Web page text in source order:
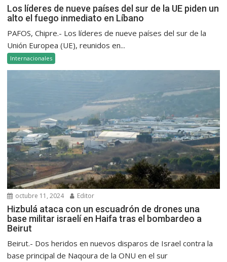
Los líderes de nueve países del sur de la UE piden un
alto el fuego inmediato en Líbano
PAFOS, Chipre.- Los líderes de nueve países del sur de la
Unión Europea (UE), reunidos en...
Internacionales
octubre 11, 2024 Editor
Hizbulá ataca con un escuadrón de drones una
base militar israelí en Haifa tras el bombardeo a
Beirut
Beirut.- Dos heridos en nuevos disparos de Israel contra la
base principal de Naqoura de la ONU en el sur